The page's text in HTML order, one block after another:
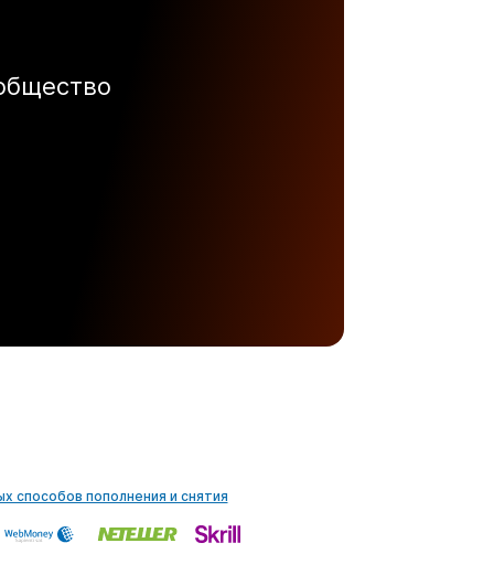
способов пополнения и снятия